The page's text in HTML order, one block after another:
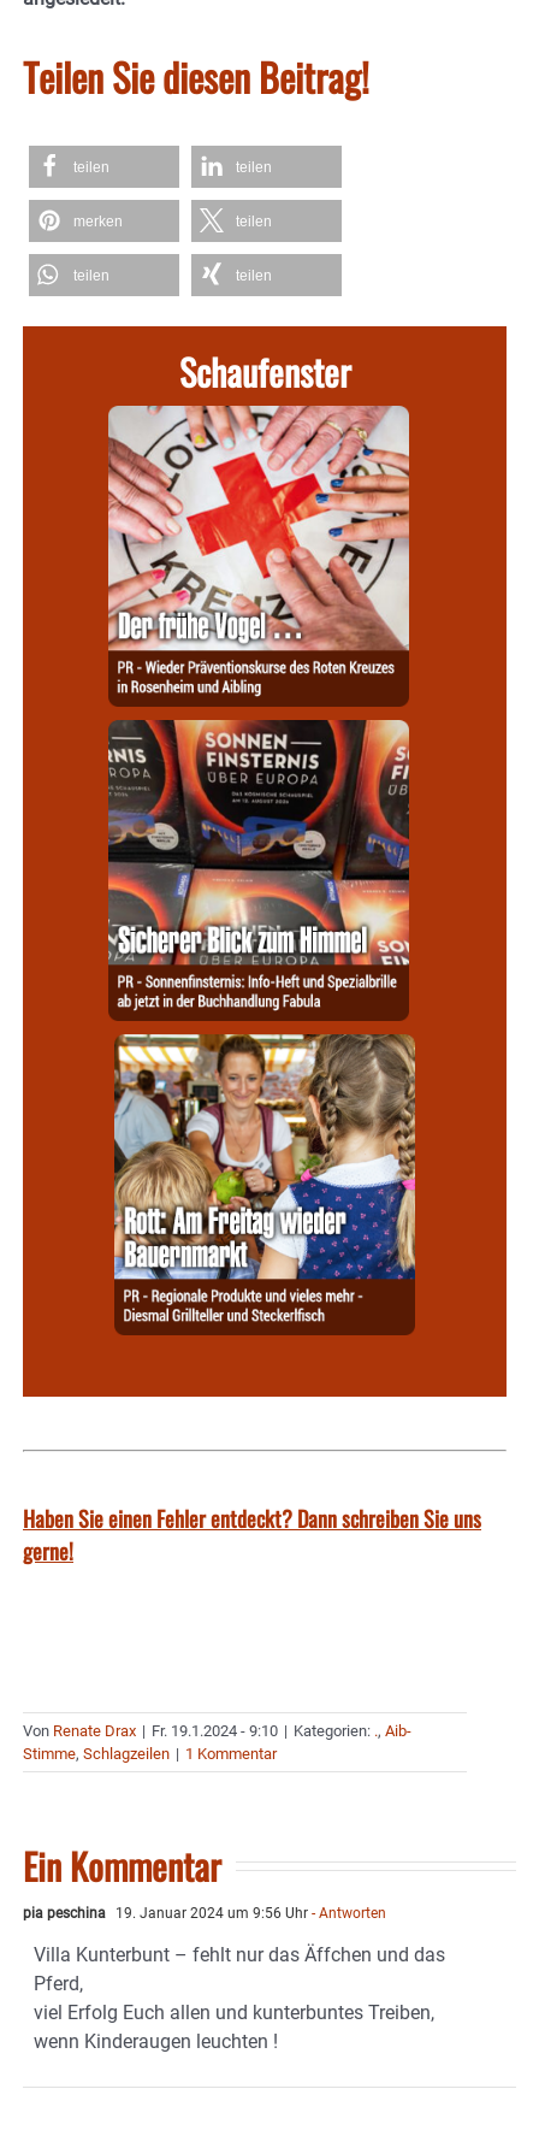
Teilen Sie diesen Beitrag!
teilen teilen
merken teilen
teilen teilen
Schaufenster
Haben Sie einen Fehler entdeckt? Dann schreiben Sie uns
gerne!
Von Renate Drax | Fr. 19.1.2024 - 9:10 | Kategorien: ., Aib-
Stimme, Schlagzeilen | 1 Kommentar
Ein Kommentar
pia peschina 19. Januar 2024 um 9:56 Uhr - Antworten
Villa Kunterbunt – fehlt nur das Äffchen und das
Pferd,
viel Erfolg Euch allen und kunterbuntes Treiben,
wenn Kinderaugen leuchten !